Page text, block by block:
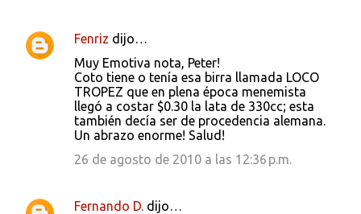
Fenriz dijo…
Muy Emotiva nota, Peter!
Coto tiene o tenía esa birra llamada LOCO
TROPEZ que en plena época menemista
llegó a costar $0.30 la lata de 330cc; esta
también decía ser de procedencia alemana.
Un abrazo enorme! Salud!
26 de agosto de 2010 a las 12:36 p.m.
Fernando D. dijo…